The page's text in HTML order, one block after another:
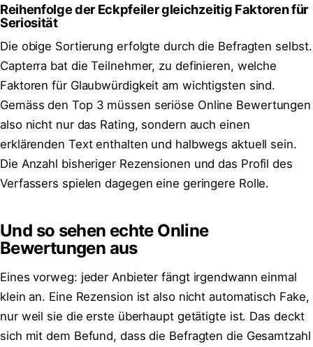
Reihenfolge der Eckpfeiler gleichzeitig Faktoren für
Seriosität
Die obige Sortierung erfolgte durch die Befragten selbst.
Capterra bat die Teilnehmer, zu definieren, welche
Faktoren für Glaubwürdigkeit am wichtigsten sind.
Gemäss den Top 3 müssen seriöse Online Bewertungen
also nicht nur das Rating, sondern auch einen
erklärenden Text enthalten und halbwegs aktuell sein.
Die Anzahl bisheriger Rezensionen und das Profil des
Verfassers spielen dagegen eine geringere Rolle.
Und so sehen echte Online
Bewertungen aus
Eines vorweg: jeder Anbieter fängt irgendwann einmal
klein an. Eine Rezension ist also nicht automatisch Fake,
nur weil sie die erste überhaupt getätigte ist. Das deckt
sich mit dem Befund, dass die Befragten die Gesamtzahl